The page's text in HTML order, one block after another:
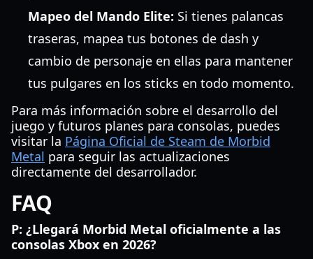
Mapeo del Mando Elite: Si tienes palancas
traseras, mapea tus botones de dash y
cambio de personaje en ellas para mantener
tus pulgares en los sticks en todo momento.
Para más información sobre el desarrollo del
juego y futuros planes para consolas, puedes
visitar la Página Oficial de Steam de Morbid
Metal para seguir las actualizaciones
directamente del desarrollador.
FAQ
P: ¿Llegará Morbid Metal oficialmente a las
consolas Xbox en 2026?